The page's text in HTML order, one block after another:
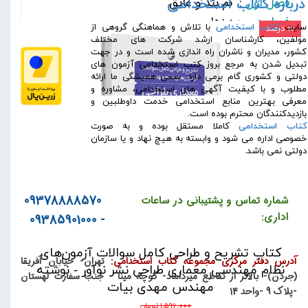
فصل دوم :درزها
فصل سوم :دیوار
فصل چهارم :درب و پنجره
فصل پنجم :كف‌سازی
فصل ششم :كاشی و سرامیك
فصل هفتم :سقف كاذب
فصل هشتم :سقف و سقف شیب‌دار
فصل نهم :
فصل یازدهم :نما
فصل دوازدهم :
فصل چهاردهم : سؤالات آزمون ورود به حرفه مهندسان
معماری (جزئیات اجرائی ساختمان) به همراه پاسخنامه
کاملا تشریحی
کتاب تشریح و طراحی کامل سوالات آزمون‌های
نظام مهندسی معماری طراحی نشر نوآور - نوشته
مهندس مهدی بیات
۱,۵۹۶,۰۰۰ تومان
۱۰ درصد
درباره کتاب استخدامی
​سایتکتاب استخدامی با تلاش و هماهنگی گروهی از
مولفین، کارشناسان ارشد شرکت های مختلف
کشور، مدیران و ناشران راه اندازی شده است و در جهت
تبدیل شدن به مرجع بروز کتب استخدامی آزمون های
دولتی و کشوری گام برمی دارد. سعی همیشگی ما ارائه
مطلوب و با کیفیت آگهی های استخدامی، مشاوره و
معرفی بهترین منابع استخدامی خدمت داوطلبین و
بازدیدکنندگان محترم بوده است.
کتاب استخدامیکاملا مستقل بوده و به صورت
خصوصی اداره می شود و وابسته به هیچ نهاد و یا سازمان
دولتی نمی باشد.
شماره تماس و پشتیبانی در ساعات
اداری:
09378888570
- 09385901000
آدرس دفتر مرکزی مجموعه کتاب استخدامی:تهران- خیابان آفریقا
(جردن)- بالاتر از تقاطع میرداماد- کوچه مینا - جنب سفارت لهستان
-پلاک 9 -واحد 14